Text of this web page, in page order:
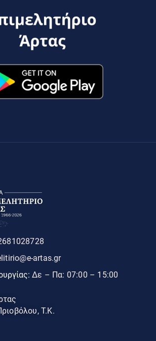
artas.gr
Δε – Πα: 07:00 – 15:00
Τ.Κ.